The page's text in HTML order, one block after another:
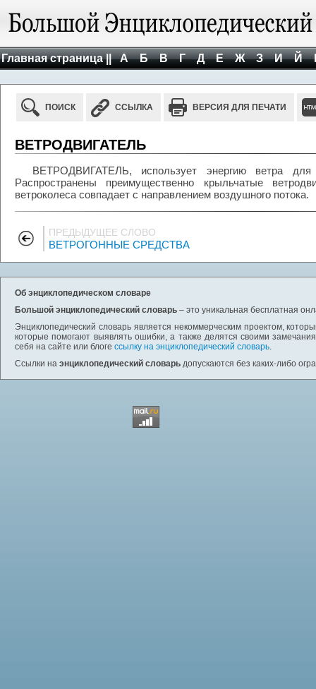
Главная страница || А Б В Г Д Е Ж З И Й
ПОИСК ССЫЛКА ВЕРСИЯ ДЛЯ ПЕЧАТИ
ВЕТРОДВИГАТЕЛЬ
ВЕТРОДВИГАТЕЛЬ, использует энергию ветра для
Распространены преимущественно крыльчатые
ветроколеса совпадает с направлением воздушного потока.
ПРЕДЫДУЩЕЕ СЛОВО
ВЕТРОГОННЫЕ СРЕДСТВА
Об энциклопедическом словаре
Большой энциклопедический словарь – это уникальная бесплатная
Энциклопедический словарь является некоммерческим проектом,
которые помогают выявлять ошибки, а также делятся своими
себя на сайте или блоге ссылку на энциклопедический словарь.
Ссылки на энциклопедический словарь допускаются без каких-либо